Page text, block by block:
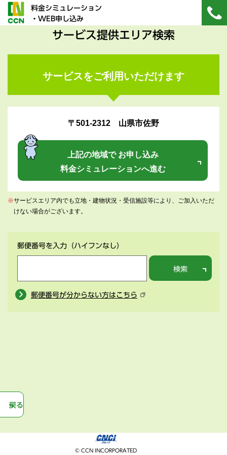
料金シミュレーション
・WEB申し込み
サービス提供エリア検索
サービスをご利用いただけます
〒501-2312 山県市佐野
上記の地域で お申し込み
料金シミュレーションへ進む
※サービスエリア内でも立地・建物状況・受信施設等により、ご加入いただ
けない場合がございます。
郵便番号を入力 （ハイフンなし）
検索
郵便番号が分からない方はこちら
戻る
© CCN INCORPORATED